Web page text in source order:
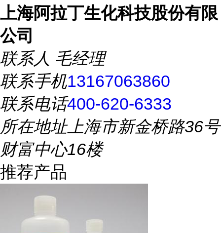
上海阿拉丁生化科技股份有限
公司
联系人 毛经理
联系手机13167063860
联系电话400-620-6333
所在地址上海市新金桥路36号
财富中心16楼
推荐产品